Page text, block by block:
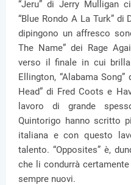
“Jeru” di Jerry Mulligan
“Blue Rondo A La Turk”
dipingono un affresco
The Name” dei Rage
verso il finale in cui
Ellington, “Alabama
Head” di Fred Coots e
lavoro di grande
Quintorigo hanno scritto
italiana e con questo
talento. “Opposites” è,
che li condurrà
sempre nuovi.